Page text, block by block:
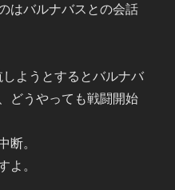
はバルナバスとの会話
ようとするとバルナバ
どうやっても戦闘開始
断。
よ。